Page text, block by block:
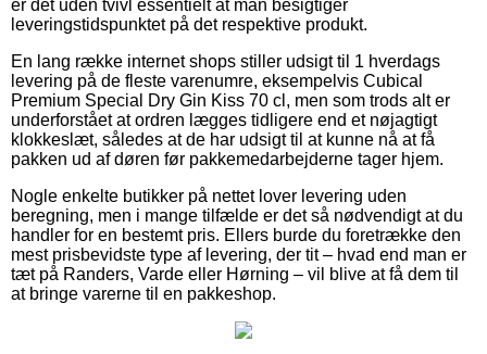
er det uden tvivl essentielt at man besigtiger
leveringstidspunktet på det respektive produkt.
En lang række internet shops stiller udsigt til 1 hverdags
levering på de fleste varenumre, eksempelvis Cubical
Premium Special Dry Gin Kiss 70 cl, men som trods alt er
underforstået at ordren lægges tidligere end et nøjagtigt
klokkeslæt, således at de har udsigt til at kunne nå at få
pakken ud af døren før pakkemedarbejderne tager hjem.
Nogle enkelte butikker på nettet lover levering uden
beregning, men i mange tilfælde er det så nødvendigt at du
handler for en bestemt pris. Ellers burde du foretrække den
mest prisbevidste type af levering, der tit – hvad end man er
tæt på Randers, Varde eller Hørning – vil blive at få dem til
at bringe varerne til en pakkeshop.